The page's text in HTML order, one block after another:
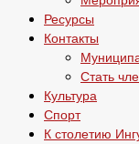
Ресурсы
Контакты
Стать
Культура
Спорт
К столетию